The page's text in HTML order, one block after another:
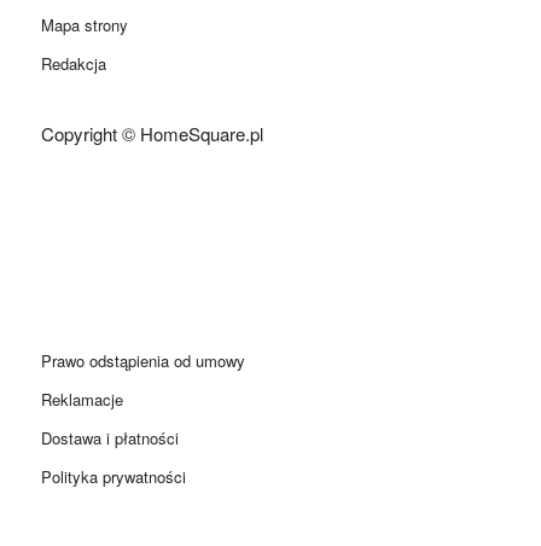
Mapa strony
Redakcja
Copyright © HomeSquare.pl
Prawo odstąpienia od umowy
Reklamacje
Dostawa i płatności
Polityka prywatności